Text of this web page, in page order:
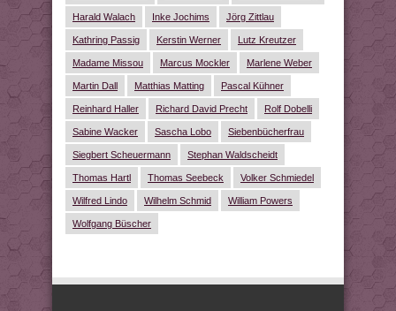
Harald Walach Inke Jochims Jörg Zittlau
Kathring Passig Kerstin Werner Lutz Kreutzer
Madame Missou Marcus Mockler Marlene Weber
Martin Dall Matthias Matting Pascal Kühner
Reinhard Haller Richard David Precht Rolf Dobelli
Sabine Wacker Sascha Lobo Siebenbücherfrau
Siegbert Scheuermann Stephan Waldscheidt
Thomas Hartl Thomas Seebeck Volker Schmiedel
Wilfred Lindo Wilhelm Schmid William Powers
Wolfgang Büscher